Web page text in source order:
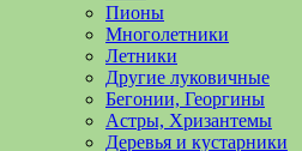
Пионы
Многолетники
Летники
Другие луковичные
Бегонии, Георгины
Астры, Хризантемы
Деревья и кустарники